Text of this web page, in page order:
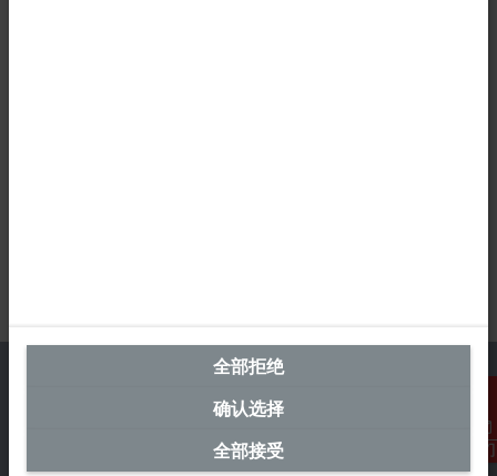
联系我们
全部拒绝
确认选择
全部接受